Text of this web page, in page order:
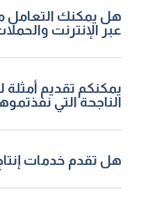
هل يمكنك التعامل
عبر الإنترنت
يمكنكم تقديم أمثلة
الناجحة التي
هل تقدم خدمات إنتاج